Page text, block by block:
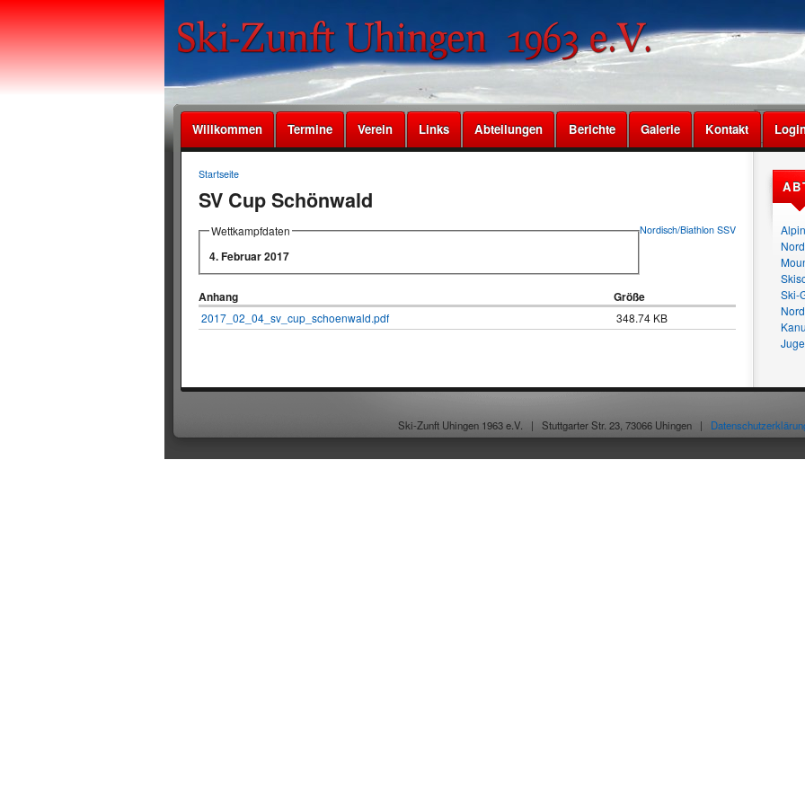
Willkommen Termine Verein Links Abteilungen Berichte Galerie Kontakt
Alpin
Ski-
Startseite
SV Cup Schönwald
Nordisch/Biathlon SSV
Wettkampfdaten
4. Februar 2017
Anhang Größe
2017_02_04_sv_cup_schoenwald.pdf 348.74 KB
Ski-Zunft Uhingen 1963 e.V. | Stuttgarter Str. 23, 73066 Uhingen |